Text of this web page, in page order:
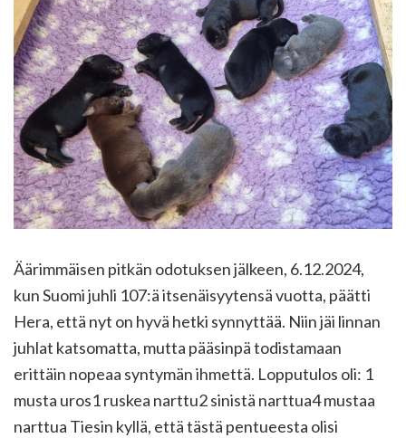
Äärimmäisen pitkän odotuksen jälkeen, 6.12.2024,
kun Suomi juhli 107:ä itsenäisyytensä vuotta, päätti
Hera, että nyt on hyvä hetki synnyttää. Niin jäi linnan
juhlat katsomatta, mutta pääsinpä todistamaan
erittäin nopeaa syntymän ihmettä. Lopputulos oli: 1
musta uros1 ruskea narttu2 sinistä narttua4 mustaa
narttua Tiesin kyllä, että tästä pentueesta olisi